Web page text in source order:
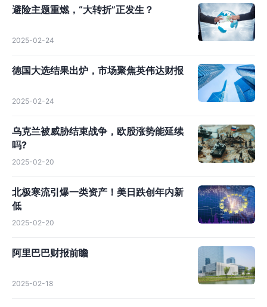
避险主题重燃，“大转折”正发生？
2025-02-24
德国大选结果出炉，市场聚焦英伟达财报
2025-02-24
乌克兰被威胁结束战争，欧股涨势能延续
吗?
2025-02-20
北极寒流引爆一类资产！美日跌创年内新
低
2025-02-20
阿里巴巴财报前瞻
2025-02-18